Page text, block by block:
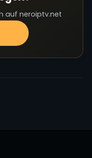
auf neroiptv.net